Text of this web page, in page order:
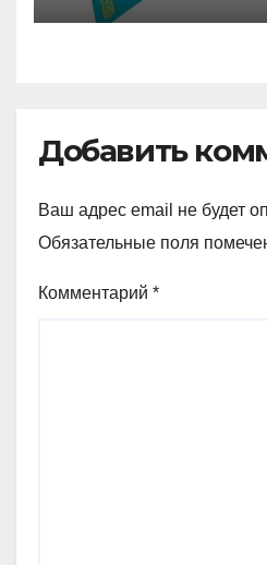
Добавить
Ваш адрес email не будет
Обязательные поля
Комментарий *